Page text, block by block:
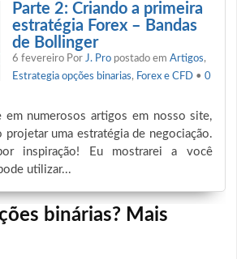
Parte 2: Criando a primeira
estratégia Forex – Bandas
de Bollinger
6 fevereiro Por J. Propostado em Artigos,
Estrategia opções binarias, Forex e CFD• 0
em numerosos artigos em nosso site,
projetar uma estratégia de negociação.
inspiração! Eu mostrarei a você
utilizar...
binárias? Mais